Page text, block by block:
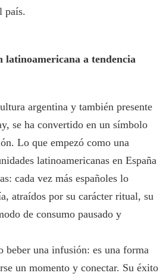
país.
a tendencia
argentina y también presente
se ha convertido en un símbolo
Lo que empezó como una
latinoamericanas en España
cada vez más españoles lo
atraídos por su carácter ritual, su
de consumo pausado y
beber una infusión: es una forma
un momento y conectar. Su éxito